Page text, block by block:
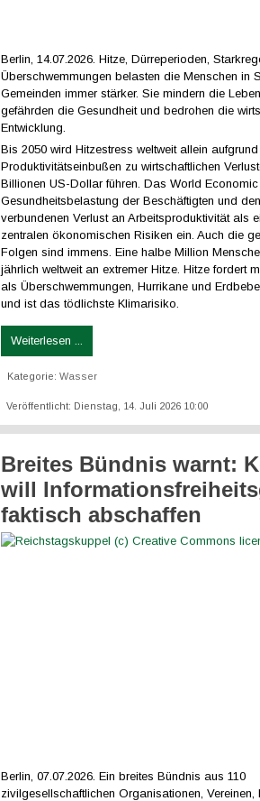
Berlin, 14.07.2026. Hitze, Dürreperioden,
Überschwemmungen belasten die Menschen in
Gemeinden immer stärker. Sie mindern die
gefährden die Gesundheit und bedrohen die
Entwicklung.
Bis 2050 wird Hitzestress weltweit allein
Produktivitätseinbußen zu wirtschaftlichen
Billionen US-Dollar führen. Das World
Gesundheitsbelastung der Beschäftigten und
verbundenen Verlust an Arbeitsproduktivität als
zentralen ökonomischen Risiken ein. Auch die
Folgen sind immens. Eine halbe Million
jährlich weltweit an extremer Hitze. Hitze fordert
als Überschwemmungen, Hurrikane und
und ist das tödlichste Klimarisiko.
Weiterlesen ...
Kategorie: Wasser
Veröffentlicht: Dienstag, 14. Juli 2026 10:00
Breites Bündnis warnt:
will
faktisch abschaffen
Berlin, 07.07.2026. Ein breites Bündnis aus 110
zivilgesellschaftlichen Organisationen, Vereinen,